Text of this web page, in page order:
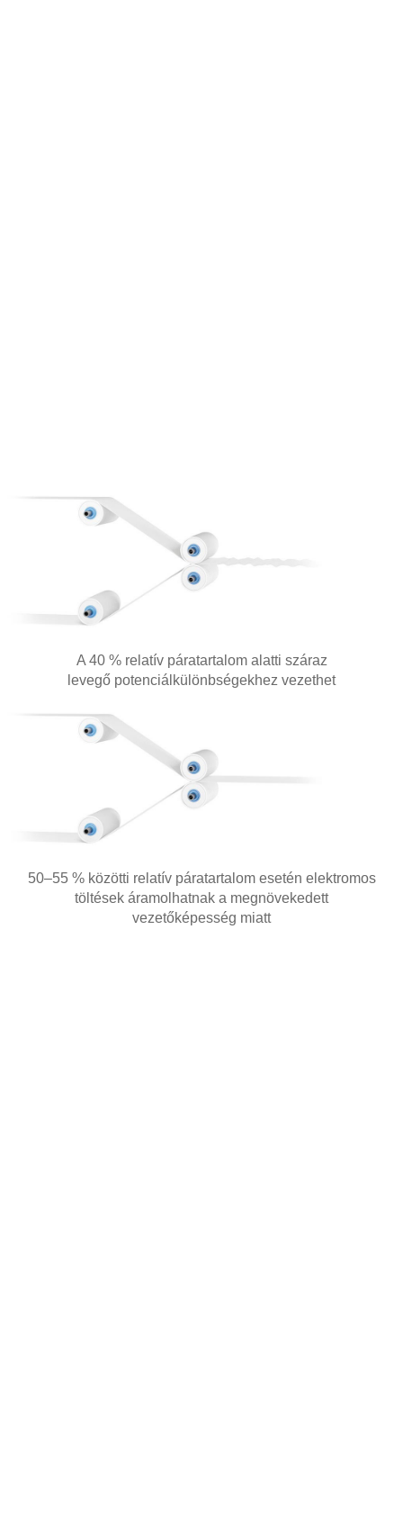
A 40 % relatív páratartalom alatti száraz
levegő potenciálkülönbségekhez vezethet
50–55 % közötti relatív páratartalom esetén elektromos
töltések áramolhatnak a megnövekedett
vezetőképesség miatt